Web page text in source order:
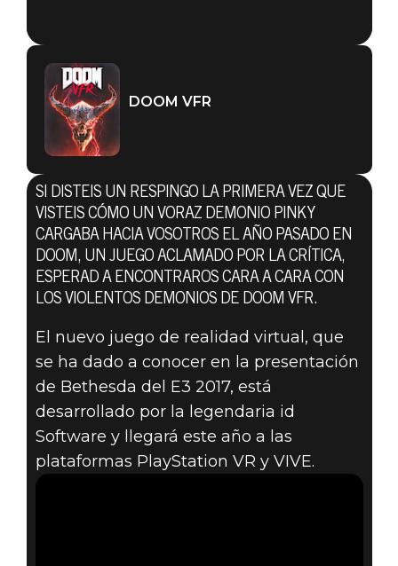
DOOM VFR
11 de junio de 2017
PREPARAOS
PARA LA
MASACRE
VIRTUAL CON
DOOM VFR
SI DISTEIS UN RESPINGO LA PRIMERA VEZ QUE
VISTEIS CÓMO UN VORAZ DEMONIO PINKY
CARGABA HACIA VOSOTROS EL AÑO PASADO EN
DOOM, UN JUEGO ACLAMADO POR LA CRÍTICA,
ESPERAD A ENCONTRAROS CARA A CARA CON
LOS VIOLENTOS DEMONIOS DE DOOM VFR.
El nuevo juego de realidad virtual, que
se ha dado a conocer en la presentación
de Bethesda del E3 2017, está
desarrollado por la legendaria id
Software y llegará este año a las
plataformas PlayStation VR y VIVE.